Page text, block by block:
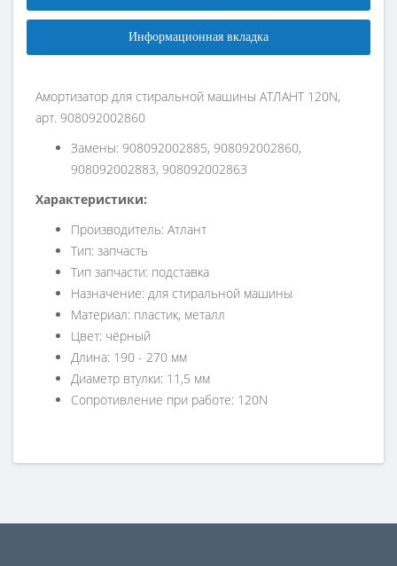
Информационная вкладка
Амортизатор для стиральной машины АТЛАНТ 120N,
арт. 908092002860
Замены: 908092002885, 908092002860,
908092002883, 908092002863
​Характеристики:
Производитель: Атлант
Тип: запчасть
Тип запчасти: подставка
Назначение: для стиральной машины
Материал: пластик, металл
Цвет: чёрный
Длина: 190 - 270 мм
Диаметр втулки: 11,5 мм
Сопротивление при работе: 120N
Справка для покупателей